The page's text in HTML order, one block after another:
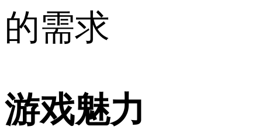
的需求
游戏魅力